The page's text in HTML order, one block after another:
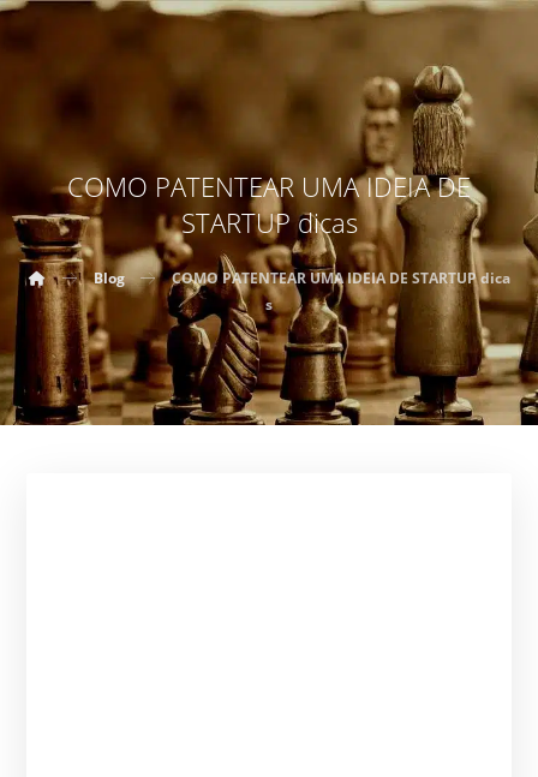
COMO PATENTEAR UMA IDEIA DE
STARTUP dicas
Blog
COMO PATENTEAR UMA IDEIA DE STARTUP dica
s